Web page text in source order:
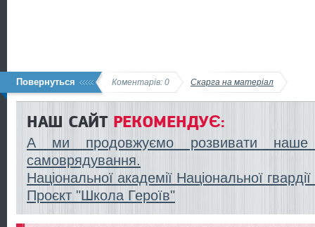
Повернуться Коментарів: 0 Скарга на матеріал
НАШ САЙТРЕКОМЕНДУЄ:
А ми продовжуємо розвивати наше
самоврядування.
Національної академії Національної
Проєкт "Школа Героїв"